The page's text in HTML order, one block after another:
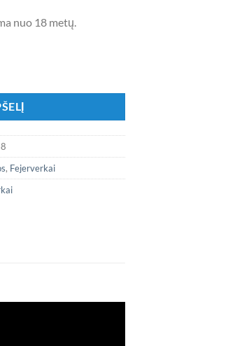
nuo 18 metų.
, Fejerverkai